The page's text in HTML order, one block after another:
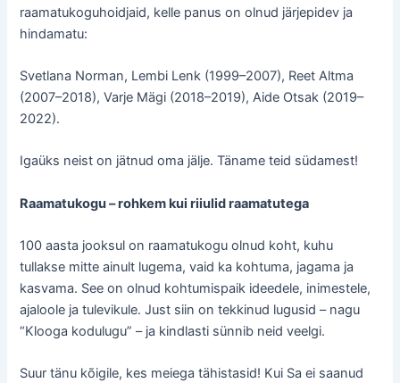
raamatukoguhoidjaid, kelle panus on olnud järjepidev ja
hindamatu:
Svetlana Norman, Lembi Lenk (1999–2007), Reet Altma
(2007–2018), Varje Mägi (2018–2019), Aide Otsak (2019–
2022).
Igaüks neist on jätnud oma jälje. Täname teid südamest!
Raamatukogu – rohkem kui riiulid raamatutega
100 aasta jooksul on raamatukogu olnud koht, kuhu
tullakse mitte ainult lugema, vaid ka kohtuma, jagama ja
kasvama. See on olnud kohtumispaik ideedele, inimestele,
ajaloole ja tulevikule. Just siin on tekkinud lugusid – nagu
“Klooga kodulugu” – ja kindlasti sünnib neid veelgi.
Suur tänu kõigile, kes meiega tähistasid! Kui Sa ei saanud